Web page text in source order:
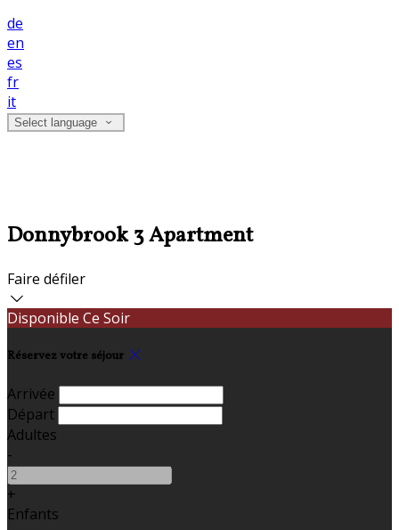
de
en
es
fr
it
Select language
Donnybrook 3 Apartment
Faire défiler
Disponible Ce Soir
Réservez votre séjour
Arrivée
Départ
Adultes
-
+
Enfants